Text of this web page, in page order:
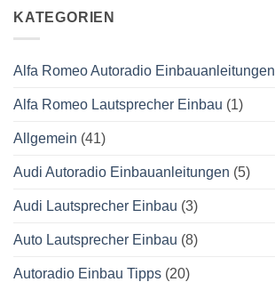
KATEGORIEN
Alfa Romeo Autoradio Einbauanleitungen
Alfa Romeo Lautsprecher Einbau (1)
Allgemein (41)
Audi Autoradio Einbauanleitungen (5)
Audi Lautsprecher Einbau (3)
Auto Lautsprecher Einbau (8)
Autoradio Einbau Tipps (20)